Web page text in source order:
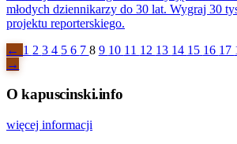
młodych dziennikarzy do 30 lat. Wygraj 30
projektu reporterskiego.
← 1 2 3 4 5 6 7 8 9 10 11 12 13 14 15 16 17
→
O kapuscinski.info
więcej informacji